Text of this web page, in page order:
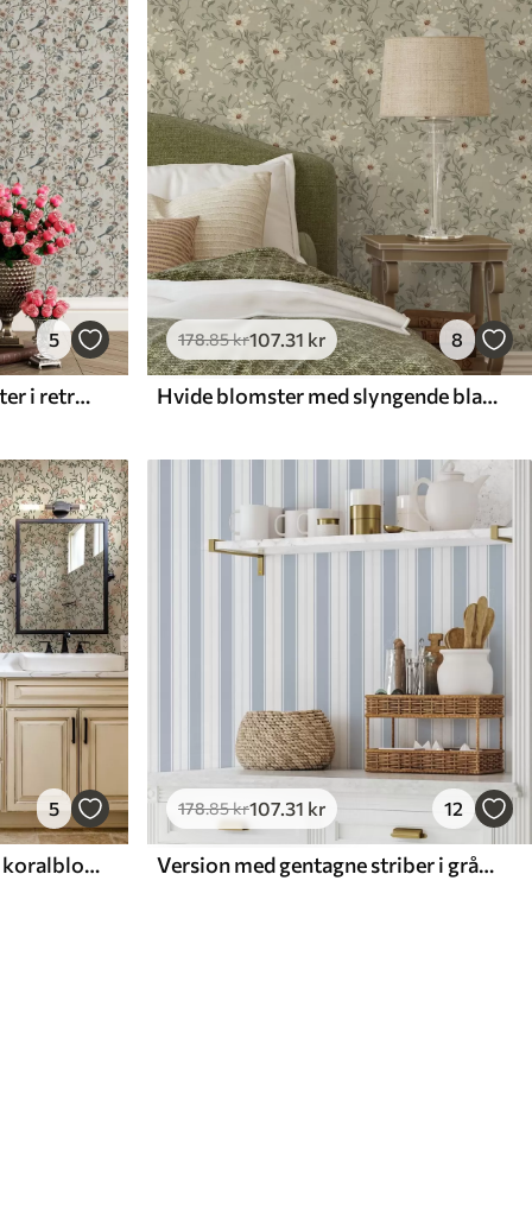
5
Fugle på grene med blomster i retro akvarel-stil
178.85kr107.31 kr 8
Hvide blomster med slyngende blade på lys baggrund
5
Gennembrudte grene med koralblomster, blomstermønster
178.85kr107.31 kr 12
Version med gentagne striber i gråblå toner